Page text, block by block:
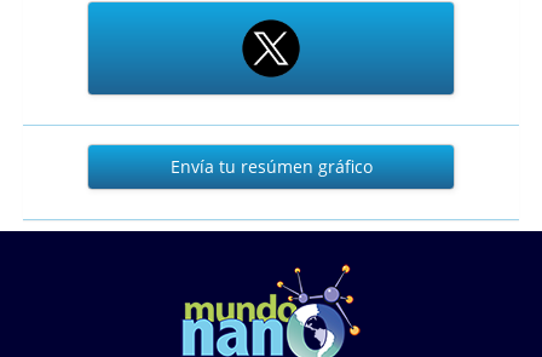
Envía
resúmen
gráfico
Envía tu resúmen gráfico